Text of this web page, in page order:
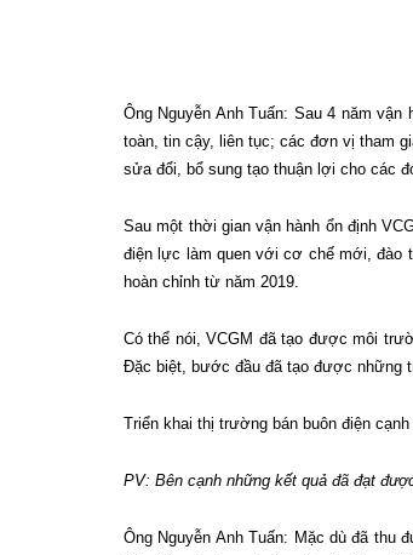
Ông Nguyễn Anh Tuấn: Sau 4 năm
toàn, tin cậy, liên tục; các đơn vị tham
sửa đổi, bổ sung tạo thuận lợi cho các
Sau một thời gian vận hành ổn định
điện lực làm quen với cơ chế mới, đào
hoàn chỉnh từ năm 2019.
Có thể nói, VCGM đã tạo được môi
Đặc biệt, bước đầu đã tạo được những
Triển khai thị trường bán buôn điện
PV: Bên cạnh những kết quả đã đạt
Ông Nguyễn Anh Tuấn: Mặc dù đã thu